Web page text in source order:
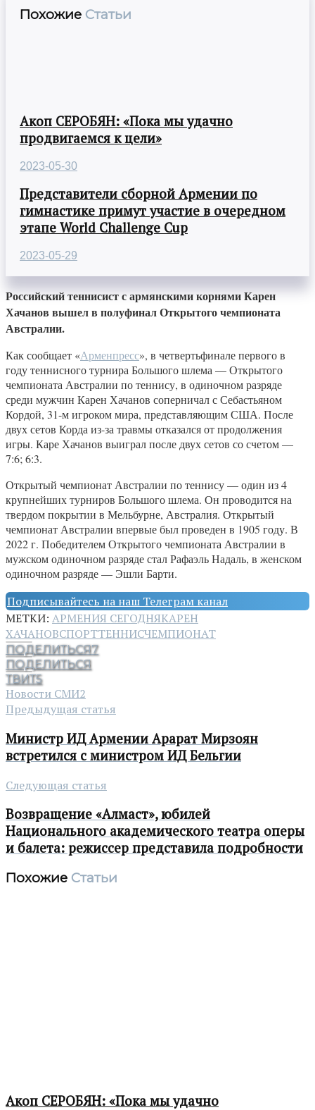
Похожие Статьи
Акоп СЕРОБЯН: «Пока мы удачно
продвигаемся к цели»
2023-05-30
Представители сборной Армении по
гимнастике примут участие в очередном
этапе World Challenge Cup
2023-05-29
Российский теннисист с армянскими корнями Карен
Хачанов вышел в полуфинал Открытого чемпионата
Австралии.
Как сообщает «Арменпресс», в четвертьфинале первого в
году теннисного турнира Большого шлема — Открытого
чемпионата Австралии по теннису, в одиночном разряде
среди мужчин Карен Хачанов соперничал с Себастьяном
Кордой, 31-м игроком мира, представляющим США. После
двух сетов Корда из-за травмы отказался от продолжения
игры. Каре Хачанов выиграл после двух сетов со счетом —
7:6; 6:3.
Открытый чемпионат Австралии по теннису — один из 4
крупнейших турниров Большого шлема. Он проводится на
твердом покрытии в Мельбурне, Австралия. Открытый
чемпионат Австралии впервые был проведен в 1905 году. В
2022 г. Победителем Открытого чемпионата Австралии в
мужском одиночном разряде стал Рафаэль Надаль, в женском
одиночном разряде — Эшли Барти.
Подписывайтесь на наш Телеграм канал
МЕТКИ: АРМЕНИЯ СЕГОДНЯКАРЕН
ХАЧАНОВСПОРТТЕННИСЧЕМПИОНАТ
ПОДЕЛИТЬСЯ7
ПОДЕЛИТЬСЯ
ТВИТ5
Новости СМИ2
Предыдущая статья
Министр ИД Армении Арарат Мирзоян
встретился с министром ИД Бельгии
Следующая статья
Возвращение «Aлмаст», юбилей
Национального академического театра оперы
и балета: режиссер представила подробности
Похожие Статьи
Акоп СЕРОБЯН: «Пока мы удачно